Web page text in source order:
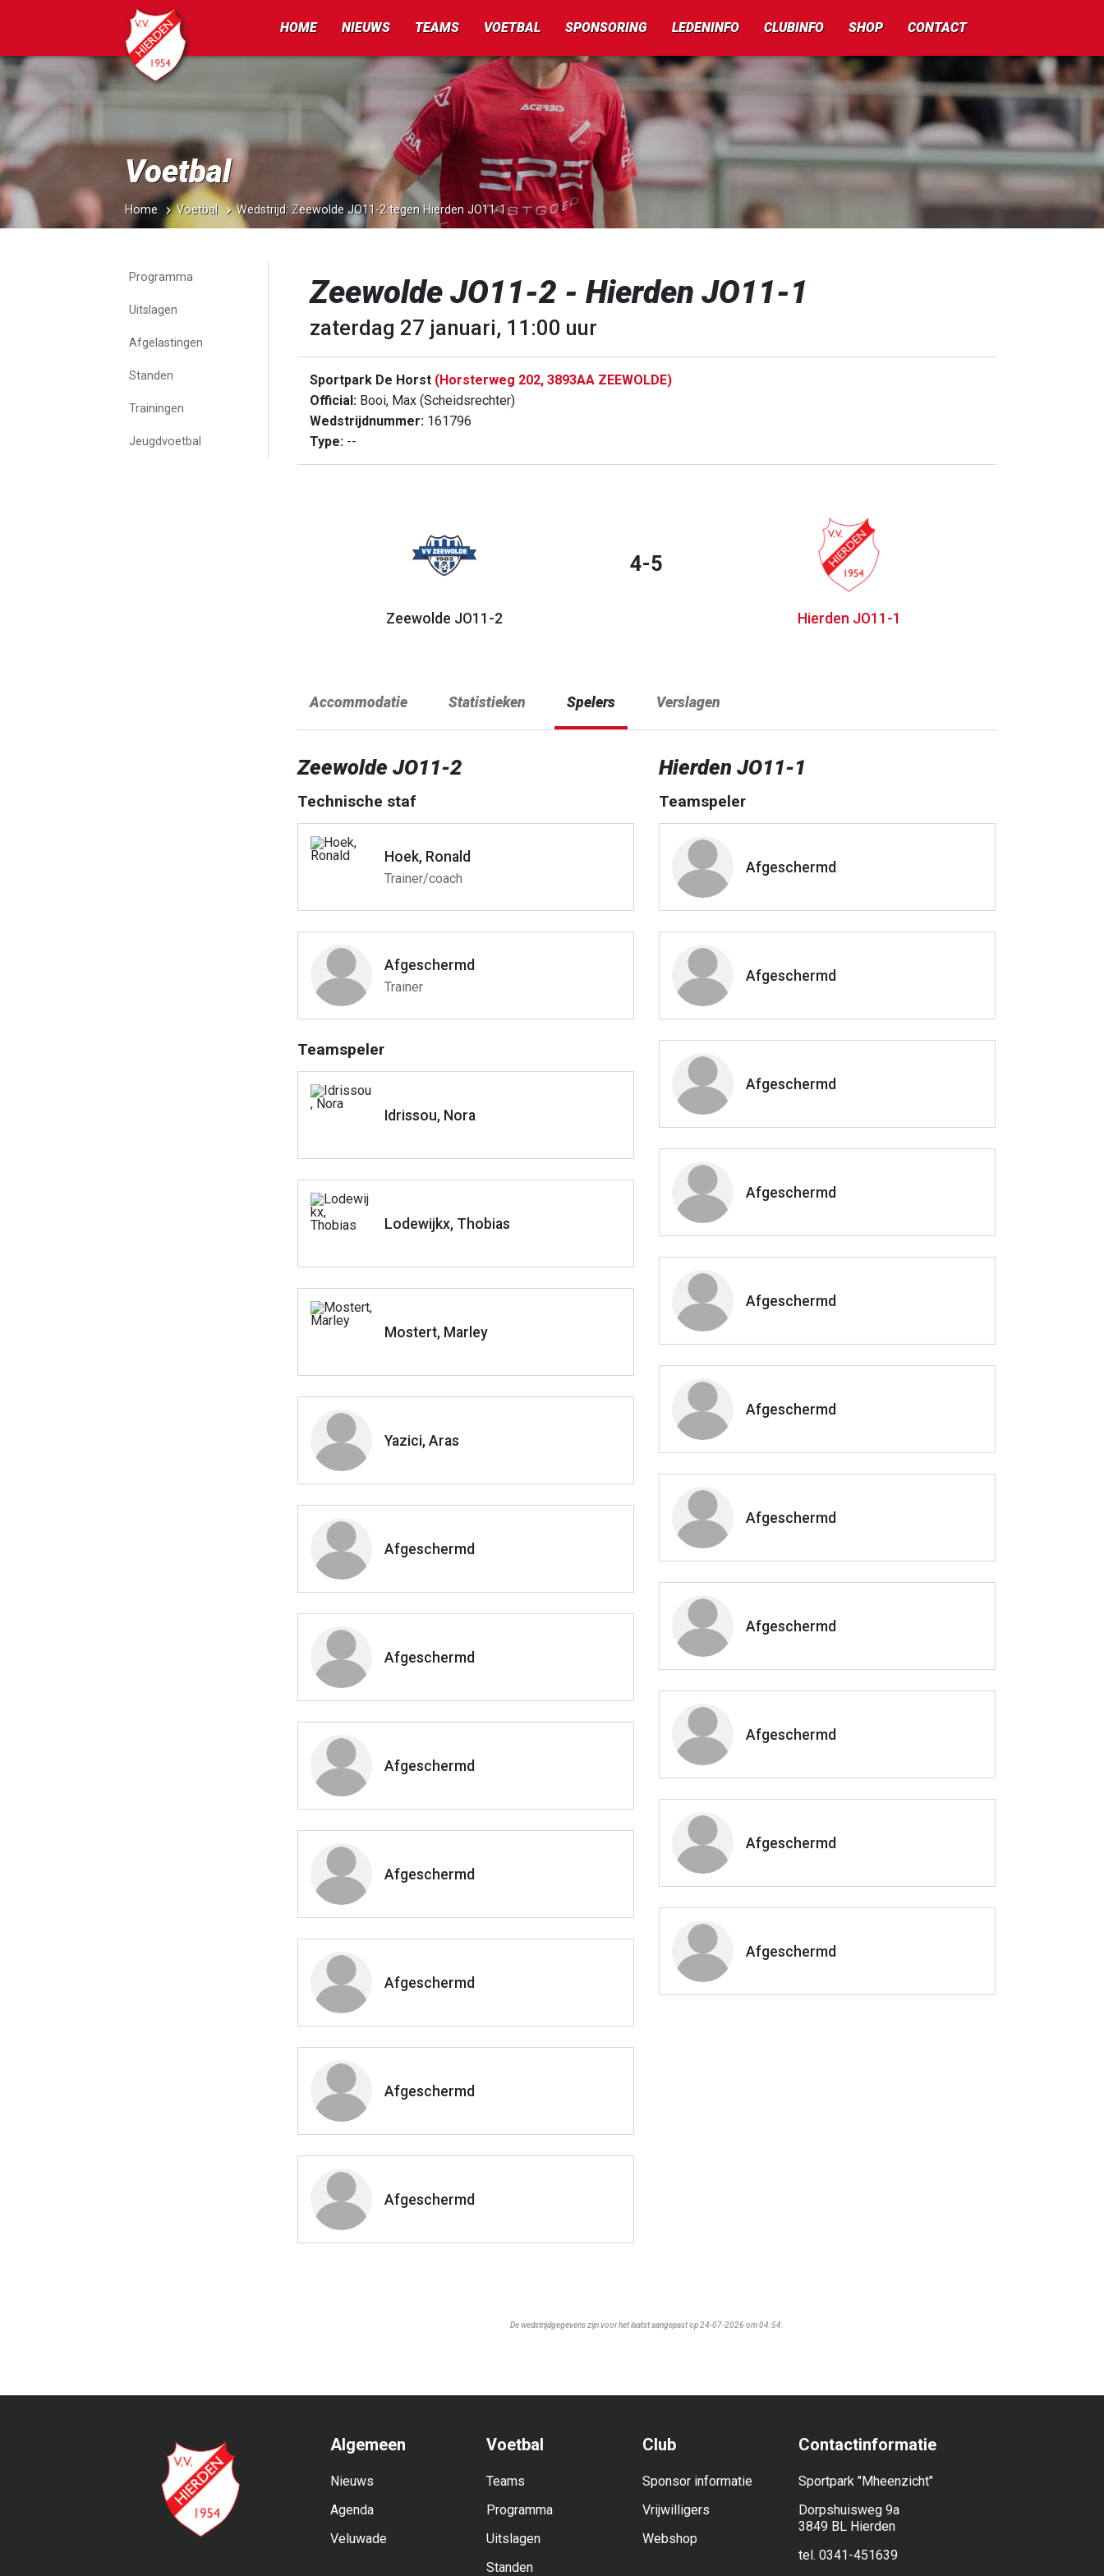
HOME NIEUWS TEAMS VOETBAL SPONSORING LEDENINFO CLUBINFO SHOP CONTACT
Voetbal
Home Voetbal Wedstrijd: Zeewolde JO11-2 tegen Hierden JO11-1
Programma
Uitslagen
Afgelastingen
Standen
Trainingen
Jeugdvoetbal
Zeewolde JO11-2 - Hierden JO11-1
zaterdag 27 januari, 11:00 uur
Sportpark De Horst (Horsterweg 202, 3893AA ZEEWOLDE)
Official: Booi, Max (Scheidsrechter)
Wedstrijdnummer: 161796
Type: --
Zeewolde JO11-2
4-5
Hierden JO11-1
Accommodatie Statistieken Spelers Verslagen
Zeewolde JO11-2
Technische staf
Hoek, Ronald
Trainer/coach
Afgeschermd
Trainer
Teamspeler
Idrissou, Nora
Lodewijkx, Thobias
Mostert, Marley
Yazici, Aras
Afgeschermd
Afgeschermd
Afgeschermd
Afgeschermd
Afgeschermd
Afgeschermd
Afgeschermd
Hierden JO11-1
Teamspeler
Afgeschermd
Afgeschermd
Afgeschermd
Afgeschermd
Afgeschermd
Afgeschermd
Afgeschermd
Afgeschermd
Afgeschermd
Afgeschermd
Afgeschermd
De wedstrijdgegevens zijn voor het laatst aangepast op 24-07-2026 om 04:54.
Algemeen
Nieuws
Agenda
Veluwade
Voetbal
Teams
Programma
Uitslagen
Standen
Club
Sponsor informatie
Vrijwilligers
Webshop
Contactinformatie
Sportpark "Mheenzicht"
Dorpshuisweg 9a
3849 BL Hierden
tel. 0341-451639